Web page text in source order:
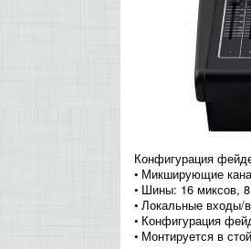
Конфигурация
• Микширующие
• Шины: 16 миксов,
• Локальные
• Конфигурация
• Монтируется в